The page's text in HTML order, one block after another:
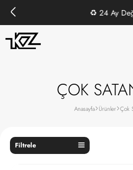
24 Ay
ÇOK
Anasayfa Ürünler Çok
Filtrele